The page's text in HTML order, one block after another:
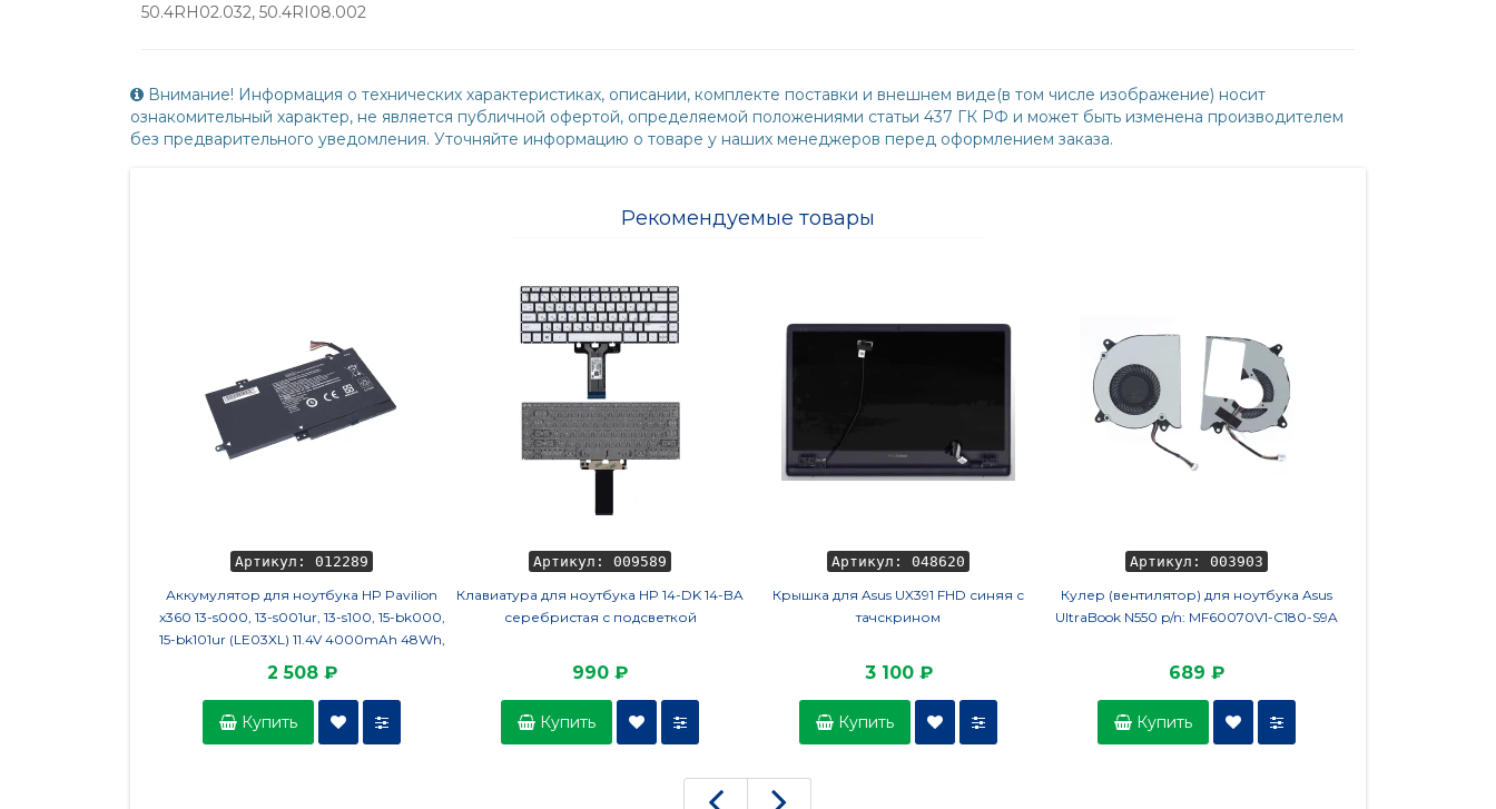
50.4RH02.032, 50.4RI08.002
Внимание! Информация о технических характеристиках, описании, комплекте поставки и внешнем виде(в том числе изображение) носит
ознакомительный характер, не является публичной офертой, определяемой положениями статьи 437 ГК РФ и может быть изменена производителем
без предварительного уведомления. Уточняйте информацию о товаре у наших менеджеров перед оформлением заказа.
Рекомендуемые товары
Артикул: 012289
Аккумулятор для ноутбука HP Pavilion
x360 13-s000, 13-s001ur, 13-s100, 15-bk000,
15-bk101ur (LE03XL) 11.4V 4000mAh 48Wh,
2 508 ₽
Купить
Артикул: 009589
Клавиатура для ноутбука HP 14-DK 14-BA
серебристая с подсветкой
990 ₽
Купить
Артикул: 048620
Крышка для Asus UX391 FHD синяя с
тачскрином
3 100 ₽
Купить
Артикул: 003903
Кулер (вентилятор) для ноутбука Asus
UltraBook N550 p/n: MF60070V1-C180-S9A
689 ₽
Купить